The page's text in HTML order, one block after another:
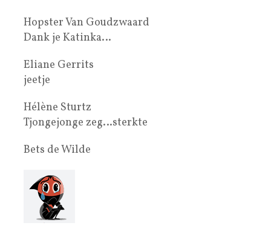
Hopster Van Goudzwaard
Dank je Katinka…
Eliane Gerrits
jeetje
Hélène Sturtz
Tjongejonge zeg…sterkte
Bets de Wilde